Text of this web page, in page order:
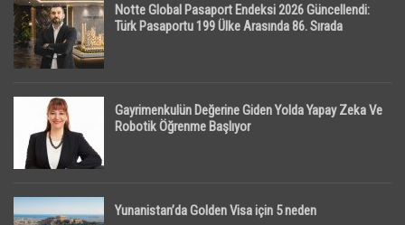
Notte Global Pasaport Endeksi 2026 Güncellendi:
Türk Pasaportu 199 Ülke Arasında 86. Sırada
Gayrimenkulün Değerine Giden Yolda Yapay Zeka Ve
Robotik Öğrenme Başlıyor
Yunanistan’da Golden Visa için 5 neden